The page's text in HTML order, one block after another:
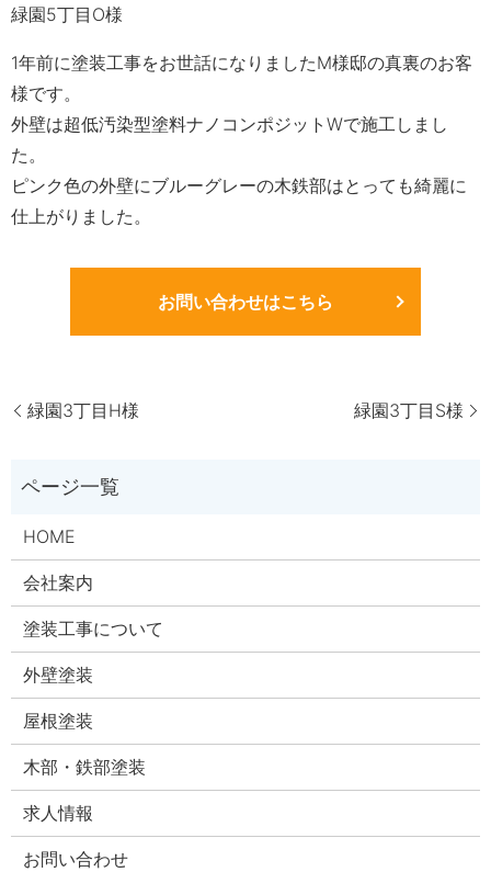
緑園5丁目O様
1年前に塗装工事をお世話になりましたM様邸の真裏のお客
様です。
外壁は超低汚染型塗料ナノコンポジットWで施工しまし
た。
ピンク色の外壁にブルーグレーの木鉄部はとっても綺麗に
仕上がりました。
お問い合わせはこちら
緑園3丁目H様 緑園3丁目S様
HOME
会社案内
塗装工事について
外壁塗装
屋根塗装
木部・鉄部塗装
求人情報
お問い合わせ